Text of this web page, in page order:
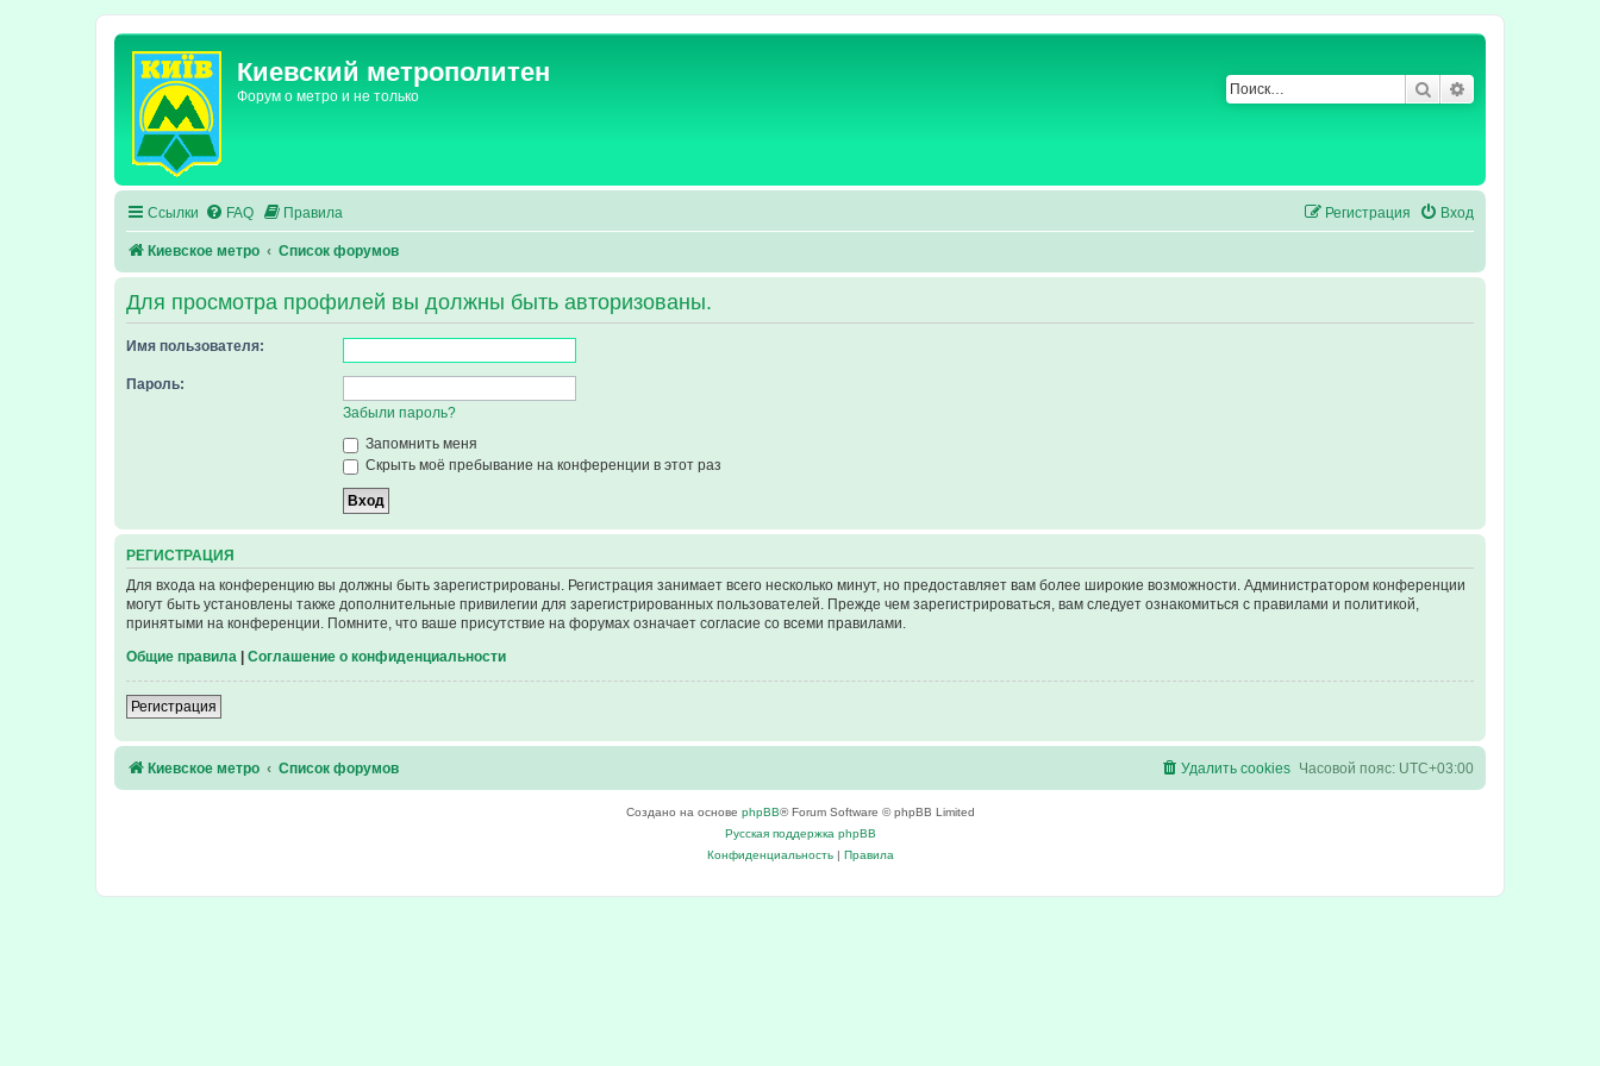
Киевский метрополитен
Форум о метро и не только Поиск
Ссылки FAQ Правила Вход
Регистрация
Киевское метро Список форумов
Для просмотра профилей вы должны быть авторизованы.
Имя пользователя:
Пароль:
Забыли пароль?
Запомнить меня
Скрыть моё пребывание на конференции в этот раз
РЕГИСТРАЦИЯ
Для входа на конференцию вы должны быть зарегистрированы. Регистрация занимает всего несколько минут, но предоставляет вам более широкие возможности. Администратором конференции
могут быть установлены также дополнительные привилегии для зарегистрированных пользователей. Прежде чем зарегистрироваться, вам следует ознакомиться с правилами и политикой,
принятыми на конференции. Помните, что ваше присутствие на форумах означает согласие со всеми правилами.
Общие правила Соглашение о конфиденциальности
Регистрация
Киевское метро Список форумов Часовой пояс: UTC+03:00
Удалить cookies
Создано на основе phpBB® Forum Software © phpBB Limited
Русская поддержка phpBB
Конфиденциальность| Правила